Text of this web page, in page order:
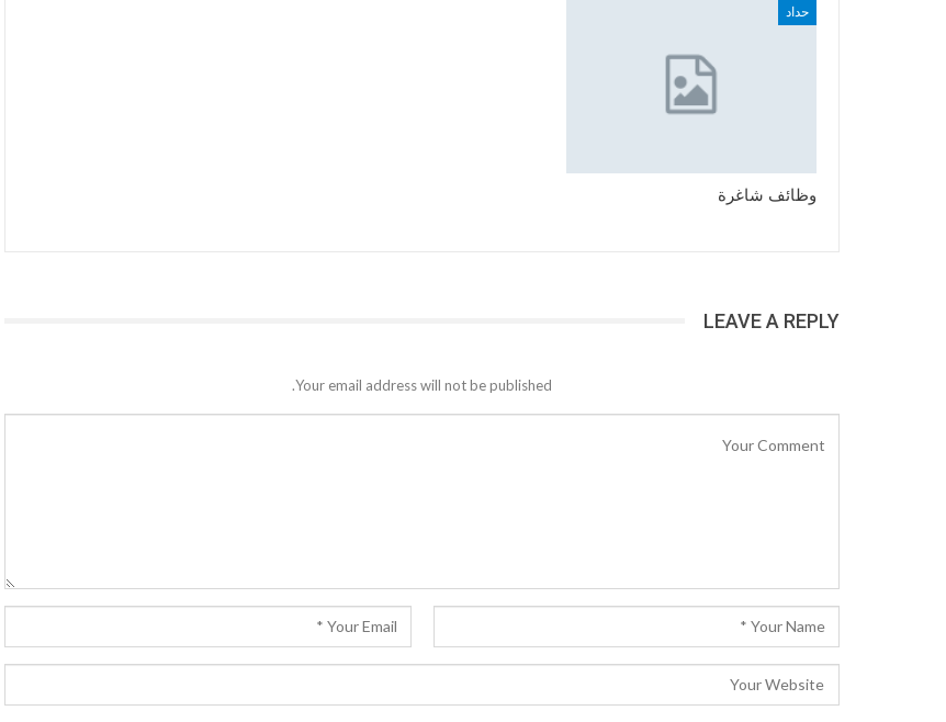
حداد
وظائف شاغرة
LEAVE A REPLY
Your email address will not be published.